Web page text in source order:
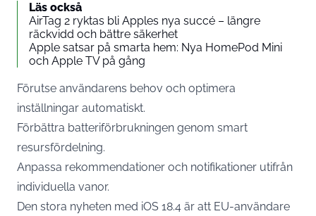
Läs också
AirTag 2 ryktas bli Apples nya succé – längre
räckvidd och bättre säkerhet
Apple satsar på smarta hem: Nya HomePod Mini
och Apple TV på gång
Förutse användarens behov och optimera
inställningar automatiskt.
Förbättra batteriförbrukningen genom smart
resursfördelning.
Anpassa rekommendationer och notifikationer utifrån
individuella vanor.
Den stora nyheten med iOS 18.4 är att EU-användare